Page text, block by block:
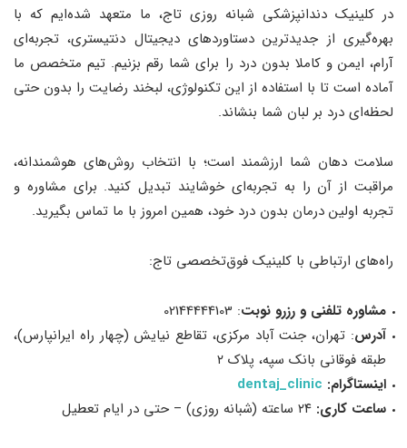
در کلینیک دندانپزشکی شبانه روزی تاج، ما متعهد شده‌ایم که با
بهره‌گیری از جدیدترین دستاوردهای دیجیتال دنتیستری، تجربه‌ای
آرام، ایمن و کاملا بدون درد را برای شما رقم بزنیم. تیم متخصص ما
آماده است تا با استفاده از این تکنولوژی، لبخند رضایت را بدون حتی
لحظه‌ای درد بر لبان شما بنشاند.
سلامت دهان شما ارزشمند است؛ با انتخاب روش‌های هوشمندانه،
مراقبت از آن را به تجربه‌ای خوشایند تبدیل کنید. برای مشاوره و
تجربه اولین درمان بدون درد خود، همین امروز با ما تماس بگیرید.
راه‌های ارتباطی با کلینیک فوق‌تخصصی تاج:
مشاوره تلفنی و رزرو نوبت: 02144444103
آدرس: تهران، جنت آباد مرکزی، تقاطع نیایش (چهار راه ایرانپارس)،
طبقه فوقانی بانک سپه، پلاک ۲
اینستاگرام: dentaj_clinic
ساعت کاری: ۲۴ ساعته (شبانه روزی) – حتی در ایام تعطیل